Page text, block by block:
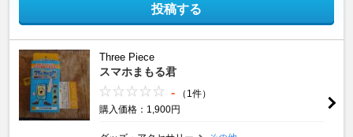
投稿する
Three Piece
スマホまもる君
-
（1件）
購入価格：1,900円